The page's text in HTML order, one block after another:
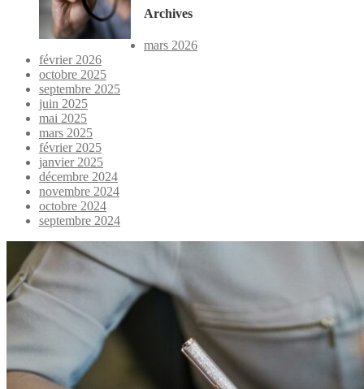
Archives
mars 2026
février 2026
octobre 2025
septembre 2025
juin 2025
mai 2025
mars 2025
février 2025
janvier 2025
décembre 2024
novembre 2024
octobre 2024
septembre 2024